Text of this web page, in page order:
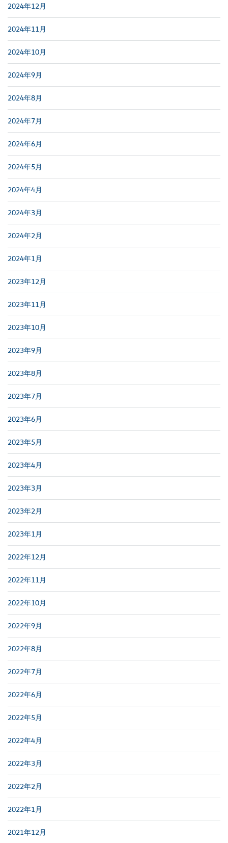
2024年12月
2024年11月
2024年10月
2024年9月
2024年8月
2024年7月
2024年6月
2024年5月
2024年4月
2024年3月
2024年2月
2024年1月
2023年12月
2023年11月
2023年10月
2023年9月
2023年8月
2023年7月
2023年6月
2023年5月
2023年4月
2023年3月
2023年2月
2023年1月
2022年12月
2022年11月
2022年10月
2022年9月
2022年8月
2022年7月
2022年6月
2022年5月
2022年4月
2022年3月
2022年2月
2022年1月
2021年12月